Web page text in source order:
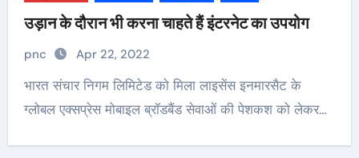
उड़ान के दौरान भी करना चाहते हैं इंटरनेट का उपयोग
pnc Apr 22, 2022
भारत संचार निगम लिमिटेड को मिला लाइसेंस इनमारसैट के
ग्लोबल एक्सप्रेस मोबाइल ब्रॉडबैंड सेवाओं की पेशकश को लेकर…